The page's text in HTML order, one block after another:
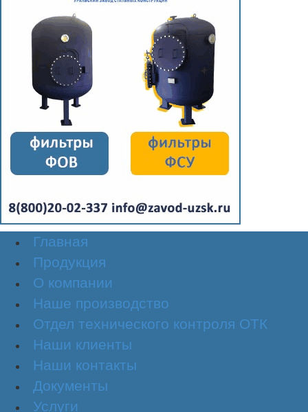
Главная
Продукция
О компании
Наше производство
Отдел технического контроля ОТК
Наши клиенты
Наши контакты
Документы
Услуги